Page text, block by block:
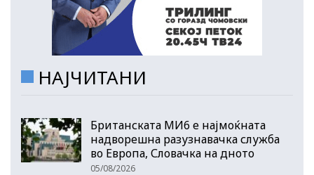
НАЈЧИТАНИ
Британската МИ6 е најмоќната
надворешна разузнавачка служба
во Европа, Словачка на дното
05/08/2026